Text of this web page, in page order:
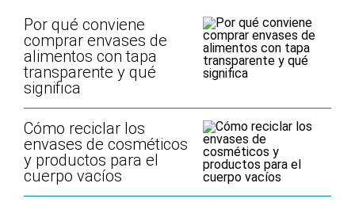
Por qué conviene
comprar envases de
alimentos con tapa
transparente y qué
significa
Cómo reciclar los
envases de cosméticos
y productos para el
cuerpo vacíos